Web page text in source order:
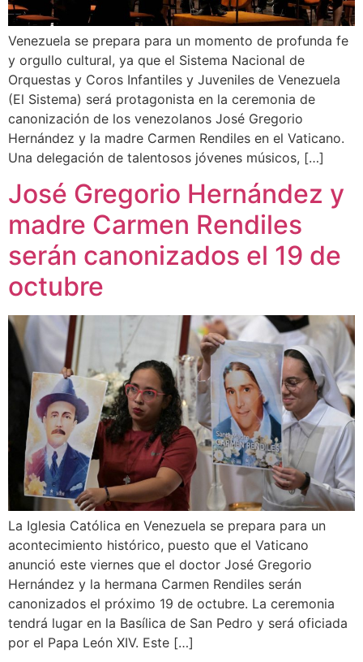
Venezuela se prepara para un momento de profunda fe
y orgullo cultural, ya que el Sistema Nacional de
Orquestas y Coros Infantiles y Juveniles de Venezuela
(El Sistema) será protagonista en la ceremonia de
canonización de los venezolanos José Gregorio
Hernández y la madre Carmen Rendiles en el Vaticano.
Una delegación de talentosos jóvenes músicos, […]
José Gregorio Hernández y
madre Carmen Rendiles
serán canonizados el 19 de
octubre
La Iglesia Católica en Venezuela se prepara para un
acontecimiento histórico, puesto que el Vaticano
anunció este viernes que el doctor José Gregorio
Hernández y la hermana Carmen Rendiles serán
canonizados el próximo 19 de octubre. La ceremonia
tendrá lugar en la Basílica de San Pedro y será oficiada
por el Papa León XIV. Este […]